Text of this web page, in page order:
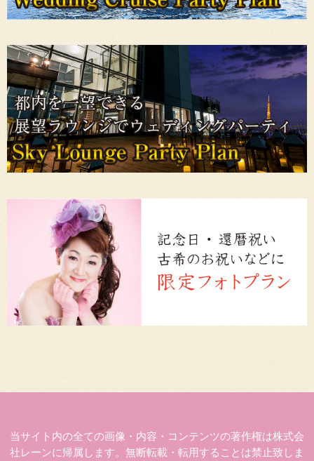
当サイト内の全ての画像・内容・コンテンツの著作権は株式会
社レーンに帰属します。無断転載・転用することは禁止致しま